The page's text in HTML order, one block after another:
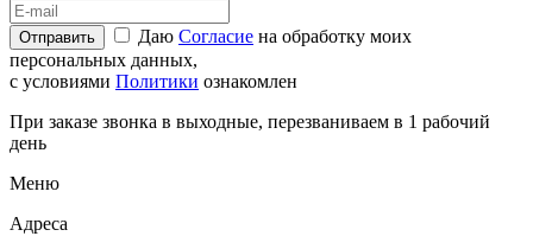
Отправить Даю Согласие на обработку моих
персональных данных,
с условиями Политики ознакомлен
При заказе звонка в выходные, перезваниваем в 1 рабочий
день
Меню
Адреса